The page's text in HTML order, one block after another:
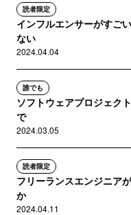
読者限定
インフルエンサーがすご
ない
2024.04.04
誰でも
ソフトウェアプロジェク
で
2024.03.05
読者限定
フリーランスエンジニア
か
2024.04.11